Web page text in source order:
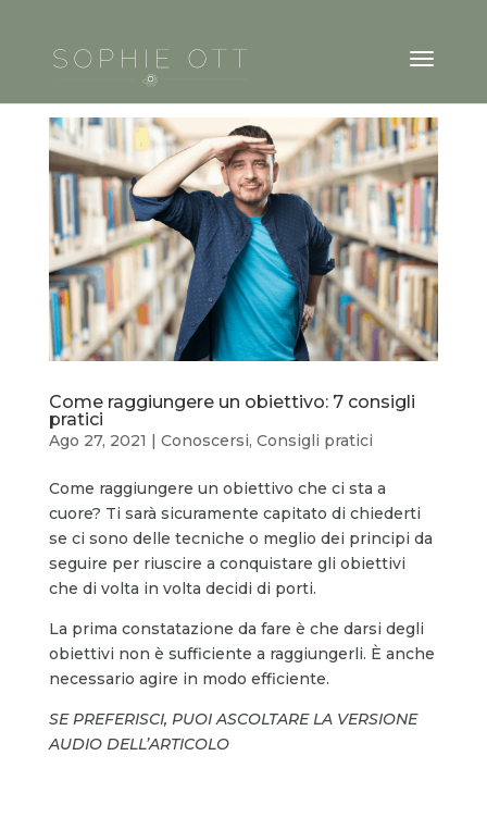
Come raggiungere un obiettivo: 7 consigli
pratici
Ago 27, 2021 | Conoscersi, Consigli pratici
Come raggiungere un obiettivo che ci sta a
cuore? Ti sarà sicuramente capitato di chiederti
se ci sono delle tecniche o meglio dei principi da
seguire per riuscire a conquistare gli obiettivi
che di volta in volta decidi di porti.
La prima constatazione da fare è che darsi degli
obiettivi non è sufficiente a raggiungerli. È anche
necessario agire in modo efficiente.
SE PREFERISCI, PUOI ASCOLTARE LA VERSIONE
AUDIO DELL’ARTICOLO